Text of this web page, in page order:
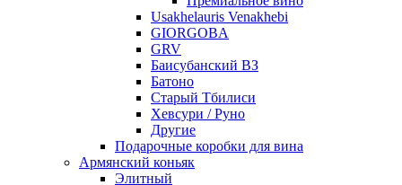
Usakhelauris Venakhebi
GIORGOBA
GRV
Баисубанский ВЗ
Батоно
Старый Тбилиси
Хевсури / Руно
Другие
Подарочные коробки для вина
Армянский коньяк
Элитный